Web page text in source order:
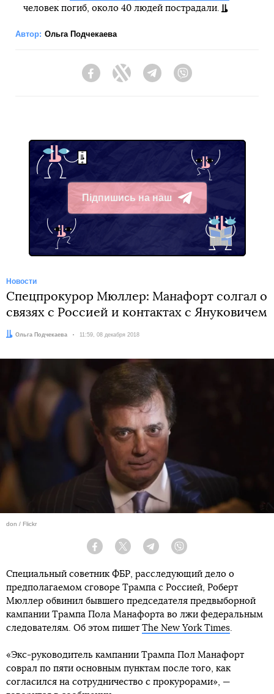
человек погиб, около 40 людей пострадали.
Автор: Ольга Подчекаева
FacebookTwitter Telegram
Підпишись на наш
Telegram
Новости
Спецпрокурор Мюллер: Манафорт солгал о
связях с Россией и контактах с Януковичем
Автор:
Ольга Подчекаева Дата:
11:59, 08 декабря 2018
don / Flickr
Facebook Twitter Telegram
Специальный советник ФБР, расследующий дело о
предполагаемом сговоре Трампа с Россией, Роберт
Мюллер обвинил бывшего председателя предвыборной
кампании Трампа Пола Манафорта во лжи федеральным
следователям. Об этом пишет The New York Times.
«Экс-руководитель кампании Трампа Пол Манафорт
соврал по пяти основным пунктам после того, как
согласился на сотрудничество с прокурорами», —